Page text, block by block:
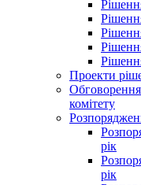
Проекти
комітету
рік
рік